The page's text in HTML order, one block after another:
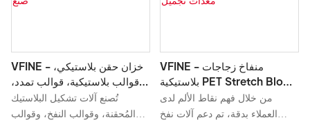
الحيوانات الأليفة، وخزانات المياه،
VFINE - خزان حقن بلاستيكي،
قوالب بلاستيكية، قوالب تمدد،
نفخ، منفاخ، تشكيل، تصنيع،
ماكينة صنع
تُصنع آلات تشكيل البلاستيك
المُحقنة، وقوالب النفخ، وقوالب
VFINE - منفاخ زجاجات
بلاستيكية PET Stretch Blow
Molding Machine مصنعون
للبيع معدات تجميل
من خلال فهم نقاط الألم لدى
العملاء بدقة، تم دعم آلات نفخ